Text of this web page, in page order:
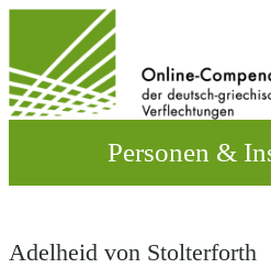
wechseln
Personen &
Adelheid von Stolterforth